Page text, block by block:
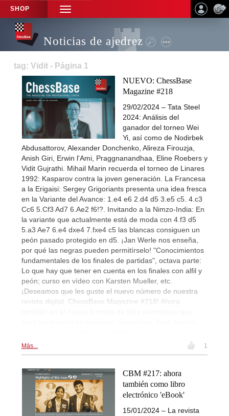
SHOP
TOGGLE
NAVIGATION
Noticias de ajedrez
tag: Vidit - Página 1
NUEVO: ChessBase
Magazine #218
29/02/2024 – Tata Steel
2024: Análisis del
ganador del torneo Wei
Yi, así como de Nodirbek
Abdusattorov, Alexander Donchenko, Alireza Firouzja,
Anish Giri, Erwin l'Ami, Praggnanandhaa, Eline Roebers y
Vidit Gujrathi. Mihail Marin recuerda el torneo de Linares
1992: Kasparov contra la joven generación. La Francesa
a la Erigaisi: Sergey Grigoriants presenta una idea fresca
en la Variante del Avance: 1.e4 e6 2.d4 d5 3.e5 c5. 4.c3
Cc6 5.Cf3 Ad7 6.Ae2 f6!?. Invitando a la Nimzo-India: En
la variante que actualmente está de moda con 4.f3 d5
5.a3 Ae7 6.e4 dxe4 7.fxe4 c5 las blancas consiguen un
peón pasado protegido en d5. ¡Jan Werle nos enseña,
por qué las negras pueden permitírselo! "Conocimientos
fundamentales de los finales de partidas", octava parte:
Lo que hay que tener en cuenta en los finales con alfil y
peón; curso en vídeo con Karsten Mueller, etc.
¡Deseamos que les guste el nuevo número de nuestra
revista digital, ChessBase Magazine #218! Ahora
Más... 1
CBM #217: ahora
también como libro
electrónico 'eBook'
15/01/2024 – La revista